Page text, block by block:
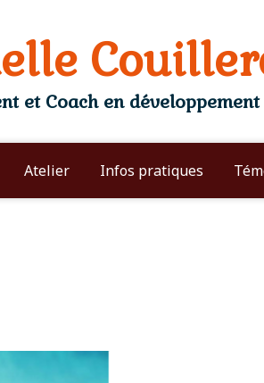
et Coach en
Atelier Infos pratiques